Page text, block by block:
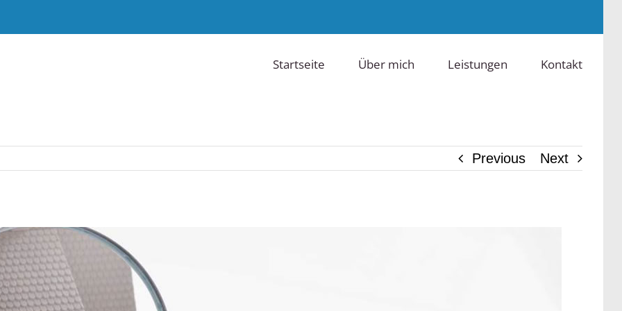
Startseite Über mich Leistungen Kontakt
Previous Next